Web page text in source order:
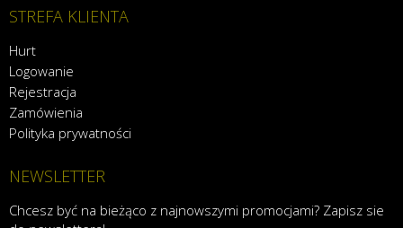
STREFA KLIENTA
Hurt
Logowanie
Rejestracja
Zamówienia
Polityka prywatności
NEWSLETTER
Chcesz być na bieżąco z najnowszymi promocjami? Zapisz sie